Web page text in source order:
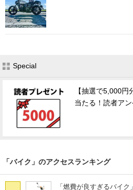
Special
【抽選で5,000
当たる！読者ア
「バイク」のアクセスランキング
「燃費が良すぎるバイ